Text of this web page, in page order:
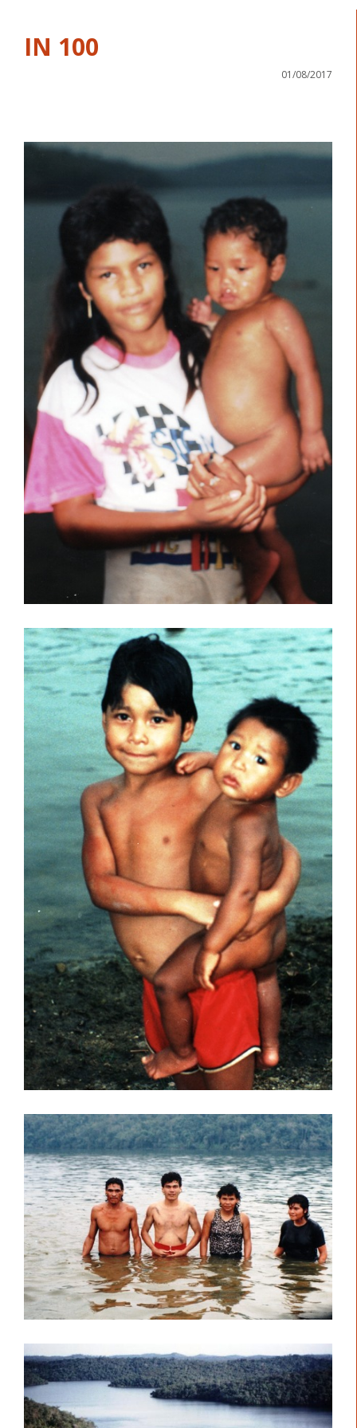
IN 100
01/08/2017